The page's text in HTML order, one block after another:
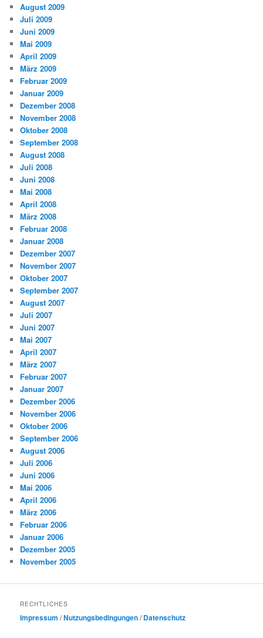
August 2009
Juli 2009
Juni 2009
Mai 2009
April 2009
März 2009
Februar 2009
Januar 2009
Dezember 2008
November 2008
Oktober 2008
September 2008
August 2008
Juli 2008
Juni 2008
Mai 2008
April 2008
März 2008
Februar 2008
Januar 2008
Dezember 2007
November 2007
Oktober 2007
September 2007
August 2007
Juli 2007
Juni 2007
Mai 2007
April 2007
März 2007
Februar 2007
Januar 2007
Dezember 2006
November 2006
Oktober 2006
September 2006
August 2006
Juli 2006
Juni 2006
Mai 2006
April 2006
März 2006
Februar 2006
Januar 2006
Dezember 2005
November 2005
RECHTLICHES
Impressum /Nutzungsbedingungen/Datenschutz